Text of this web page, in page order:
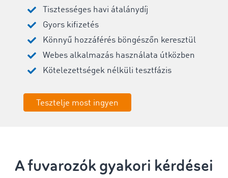
Tisztességes havi átalánydíj
Gyors kifizetés
Könnyű hozzáférés böngészőn keresztül
Webes alkalmazás használata útközben
Kötelezettségek nélküli tesztfázis
Tesztelje most ingyen
A fuvarozók gyakori kérdései